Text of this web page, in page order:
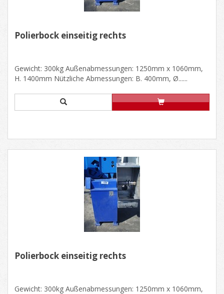
Polierbock einseitig rechts
Gewicht: 300kg Außenabmessungen: 1250mm x 1060mm,
H. 1400mm Nützliche Abmessungen: B. 400mm, Ø......
Polierbock einseitig rechts
Gewicht: 300kg Außenabmessungen: 1250mm x 1060mm,